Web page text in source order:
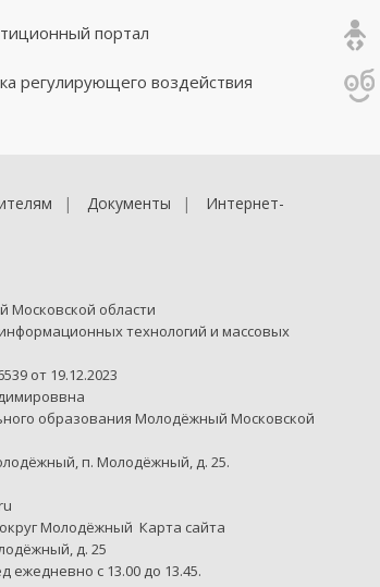
портал
регулирующего воздействия
Документы
Интернет-
Московской области
технологий и массовых
от 19.12.2023
образования Молодёжный Московской
п. Молодёжный, д. 25.
Молодёжный Карта сайта
д. 25
ежедневно с 13.00 до 13.45.